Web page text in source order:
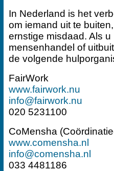
In Nederland is het
om iemand uit te
ernstige misdaad. Als
mensenhandel of
de volgende
FairWork
www.fairwork.nu
info@fairwork.nu
020 5231100
CoMensha
www.comensha.nl
info@comensha.nl
033 4481186